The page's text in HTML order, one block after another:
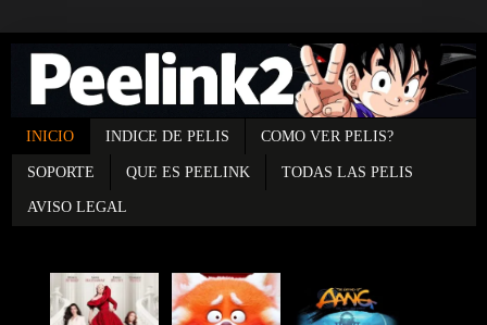
INICIO INDICE DE PELIS COMO VER PELIS?
SOPORTE QUE ES PEELINK TODAS LAS PELIS
AVISO LEGAL